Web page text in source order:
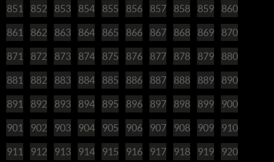
851 852 853 854 855 856 857 858 859 860
861 862 863 864 865 866 867 868 869 870
871 872 873 874 875 876 877 878 879 880
881 882 883 884 885 886 887 888 889 890
891 892 893 894 895 896 897 898 899 900
901 902 903 904 905 906 907 908 909 910
911 912 913 914 915 916 917 918 919 920